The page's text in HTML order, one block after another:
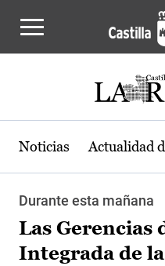
Noticias Actualidad
Durante esta mañana
Las Gerencias
Integrada de